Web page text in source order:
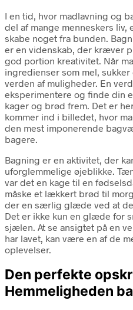
I en tid, hvor madlavning og
del af mange menneskers
skabe noget fra bunden.
er en videnskab, der kræver
god portion kreativitet. Når
ingredienser som mel,
verden af muligheder. En
eksperimentere og finde din
kager og brød frem. Det er
kommer ind i billedet, hvor
den mest imponerende
bagere.
Bagning er en aktivitet, der
uforglemmelige øjeblikke.
var det en kage til en
måske et lækkert brød til
der en særlig glæde ved at
Det er ikke kun en glæde for
sjælen. At se ansigtet på en
har lavet, kan være en af de
oplevelser.
Den perfekte
Hemmeligheden